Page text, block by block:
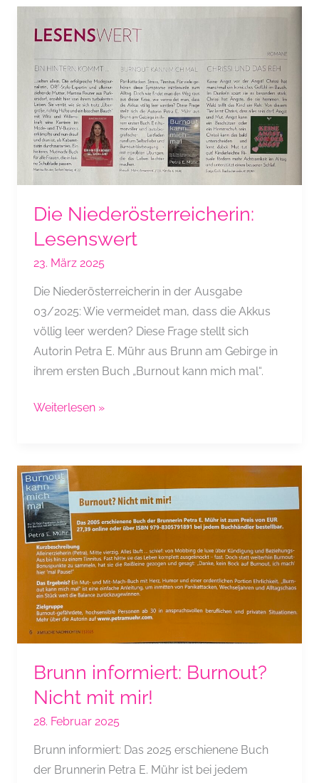
Nicht
mit
Die Niederösterreicherin:
Lesenswert
23. März 2025
Die Niederösterreicherin in der Ausgabe
03/2025: Wie vermeidet man, dass die Akkus
völlig leer werden? Diese Frage stellt sich
Autorin Petra E. Mühr aus Brunn am Gebirge in
ihrem ersten Buch „Burnout kann mich mal“.
Die
Weiterlesen »
Brunn informiert: Burnout?
Nicht mit mir!
28. Februar 2025
Brunn informiert: Das 2025 erschienene Buch
der Brunnerin Petra E. Mühr ist bei jedem